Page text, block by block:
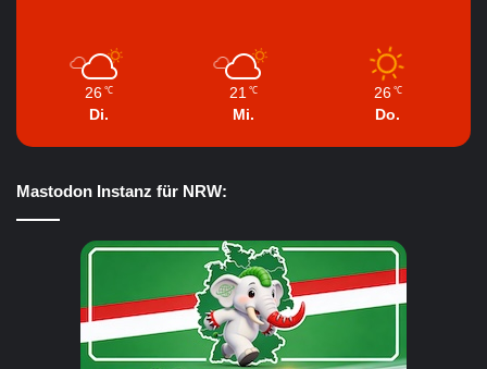
26 ℃
Di.
21 ℃
Mi.
26 ℃
Do.
Mastodon Instanz für NRW: